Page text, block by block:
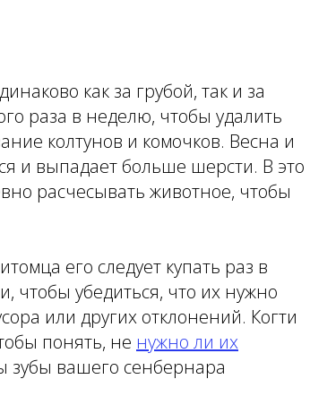
как за грубой, так и за
раза в неделю, чтобы удалить
колтунов и комочков. Весна и
и выпадает больше шерсти. В это
расчесывать животное, чтобы
его следует купать раз в
чтобы убедиться, что их нужно
или других отклонений. Когти
понять, не нужно ли их
зубы вашего сенбернара